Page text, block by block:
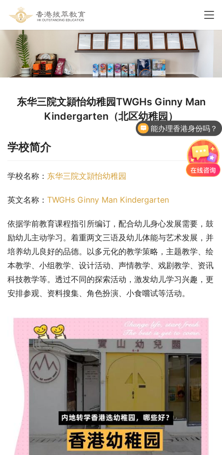
东华三院文頴怡幼稚园TWGHs Ginny Man
Kindergarten（北区幼稚园）
学校简介
学校名称： 东华三院文頴怡幼稚园
英文名称： TWGHs Ginny Man Kindergarten
依据学前教育课程指引所编订，配合幼儿身心发展需要，鼓
励幼儿主动学习。着重两文三语及幼儿体能与艺术发展，并
培养幼儿良好的品德。以多元化的教学策略，主题教学、绘
本教学、小组教学、设计活动、声情教学、戏剧教学、资讯
科技教学等。透过不同的探索活动，激发幼儿学习兴趣，更
安排参观、资料搜集、角色扮演、小食嚐试等活动。
能办理香港身份吗？